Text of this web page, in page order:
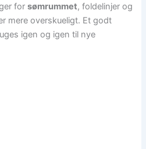
forsømrummet, foldelinjer og
mere overskueligt. Et godt
igen og igen til nye